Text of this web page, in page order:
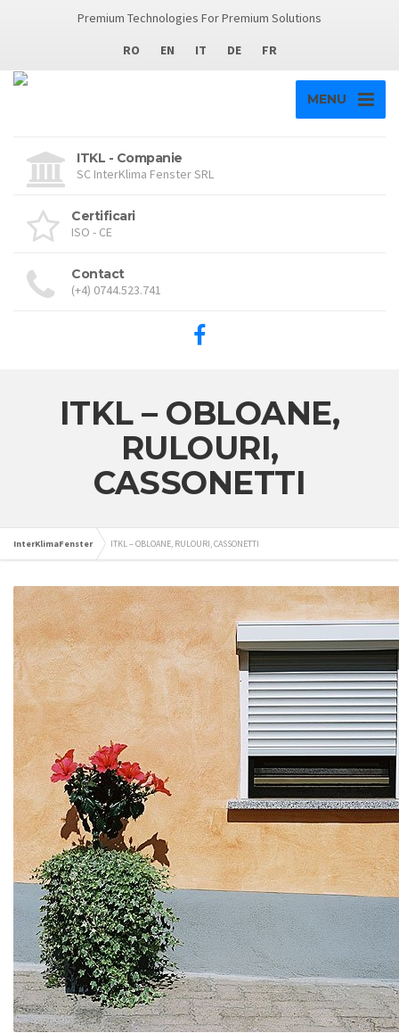
Premium Technologies For Premium Solutions
RO
EN IT DE FR
MENU
ITKL - Companie
SC InterKlima Fenster SRL
Certificari
ISO - CE
Contact
(+4) 0744.523.741
ITKL – OBLOANE,
RULOURI,
CASSONETTI
InterKlimaFenster ITKL – OBLOANE, RULOURI, CASSONETTI